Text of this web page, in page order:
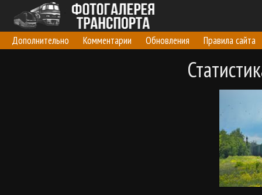
Дополнительно Комментарии Обновления Правила сайта